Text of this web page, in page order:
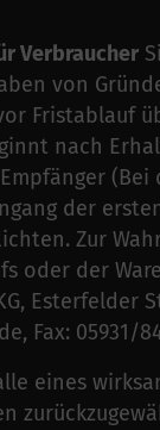
Verbraucher
von
Fristablauf
nach
der
Zur
oder der
Esterfelder
Fax: 05931/
eines